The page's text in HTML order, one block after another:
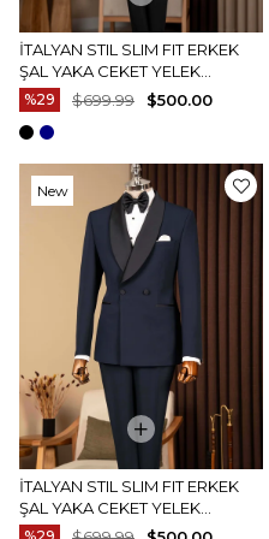
İTALYAN STIL SLIM FIT ERKEK
ŞAL YAKA CEKET YELEK
PANTOLON DAMATLIK SET
BEYAZ T20070-07
%29 $500.00
$699.99
İTALYAN STIL SLIM FIT ERKEK
ŞAL YAKA CEKET YELEK
PANTOLON DAMATLIK SET
New